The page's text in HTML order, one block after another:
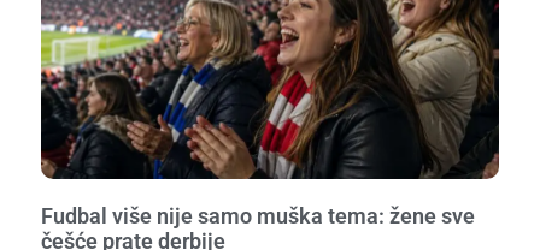
Fudbal više nije samo muška tema: žene sve
češće prate derbije